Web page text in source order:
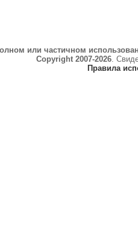
или частичном
Copyright 2007-2026.
Правила